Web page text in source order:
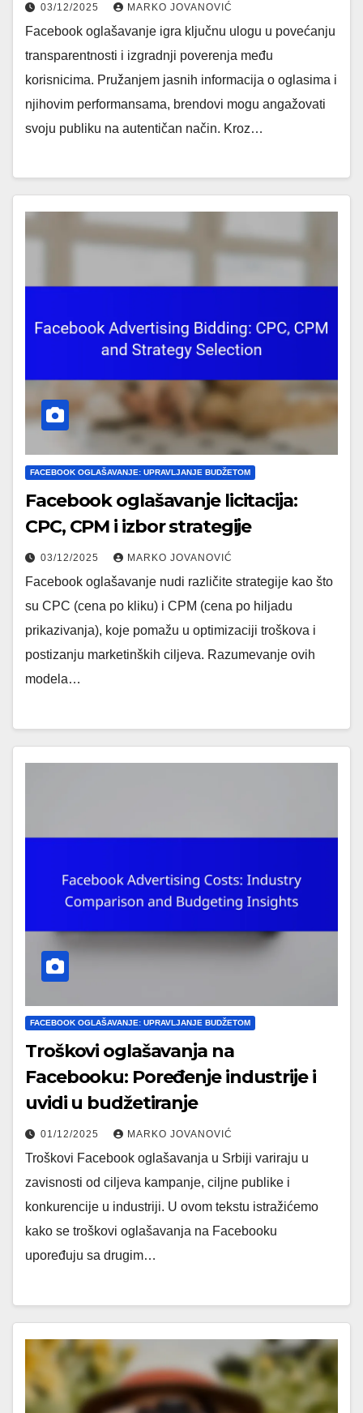
03/12/2025 MARKO JOVANOVIĆ
Facebook oglašavanje igra ključnu ulogu u povećanju
transparentnosti i izgradnji poverenja među
korisnicima. Pružanjem jasnih informacija o oglasima i
njihovim performansama, brendovi mogu angažovati
svoju publiku na autentičan način. Kroz…
FACEBOOK OGLAŠAVANJE: UPRAVLJANJE BUDŽETOM
Facebook oglašavanje licitacija:
CPC, CPM i izbor strategije
03/12/2025 MARKO JOVANOVIĆ
Facebook oglašavanje nudi različite strategije kao što
su CPC (cena po kliku) i CPM (cena po hiljadu
prikazivanja), koje pomažu u optimizaciji troškova i
postizanju marketinških ciljeva. Razumevanje ovih
modela…
FACEBOOK OGLAŠAVANJE: UPRAVLJANJE BUDŽETOM
Troškovi oglašavanja na
Facebooku: Poređenje industrije i
uvidi u budžetiranje
01/12/2025 MARKO JOVANOVIĆ
Troškovi Facebook oglašavanja u Srbiji variraju u
zavisnosti od ciljeva kampanje, ciljne publike i
konkurencije u industriji. U ovom tekstu istražićemo
kako se troškovi oglašavanja na Facebooku
upoređuju sa drugim…